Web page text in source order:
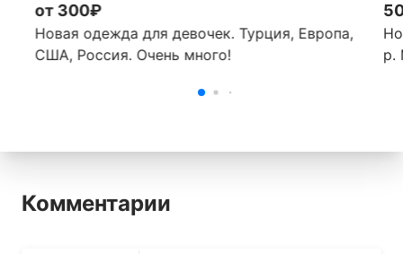
от 300₽
Новая одежда для девочек. Турция, Европа,
США, Россия. Очень много!
р.
Комментарии